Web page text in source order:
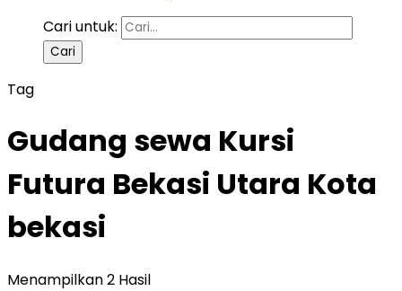
Cari untuk:
Tag
Gudang sewa Kursi
Futura Bekasi Utara Kota
bekasi
Menampilkan 2 Hasil